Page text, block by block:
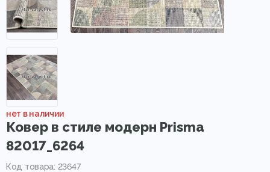
нет в наличии
Ковер в стиле модерн Prisma
82017_6264
Код товара: 23647